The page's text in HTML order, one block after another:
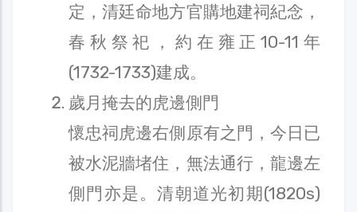
定，清廷命地方官購地建祠紀念，
春秋祭祀，約在雍正10-11年
(1732-1733)建成。
歲月掩去的虎邊側門
懷忠祠虎邊右側原有之門，今日已
被水泥牆堵住，無法通行，龍邊左
側門亦是。清朝道光初期(1820s)